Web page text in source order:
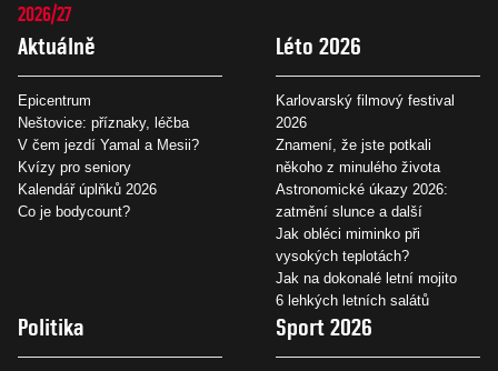
2026/27
Aktuálně
Epicentrum
Neštovice: příznaky, léčba
V čem jezdí Yamal a Mesii?
Kvízy pro seniory
Kalendář úplňků 2026
Co je bodycount?
Léto 2026
Karlovarský filmový festival
2026
Znamení, že jste potkali
někoho z minulého života
Astronomické úkazy 2026:
zatmění slunce a další
Jak obléci miminko při
vysokých teplotách?
Jak na dokonalé letní mojito
6 lehkých letních salátů
Politika Sport 2026